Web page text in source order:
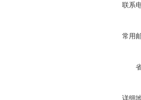
联系
常用
详细